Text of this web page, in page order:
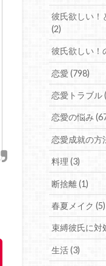
彼氏欲しい！
(2)
彼氏欲しい！
恋愛 (798)
恋愛トラブル
恋愛の悩み
恋愛成就の方
料理 (3)
断捨離 (1)
春夏メイク (5)
束縛彼氏に対
生活 (3)